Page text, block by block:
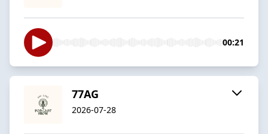
00:21
77AG
2026-07-28